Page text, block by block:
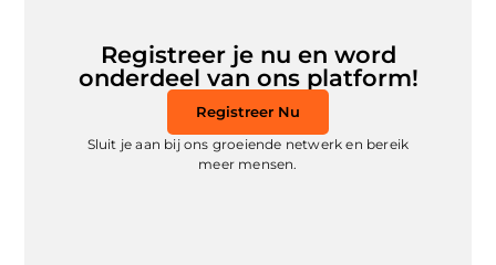
Registreer je nu en word
onderdeel van ons platform!
Registreer Nu
Sluit je aan bij ons groeiende netwerk en bereik
meer mensen.